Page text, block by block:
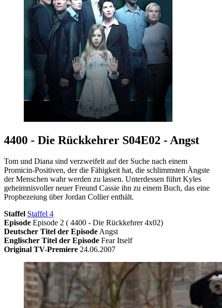
4400 - Die Rückkehrer S04E02 - Angst
Tom und Diana sind verzweifelt auf der Suche nach einem
Promicin-Positiven, der die Fähigkeit hat, die schlimmsten Ängste
der Menschen wahr werden zu lassen. Unterdessen führt Kyles
geheimnisvoller neuer Freund Cassie ihn zu einem Buch, das eine
Prophezeiung über Jordan Collier enthält.
Staffel Staffel 4
Episode Episode 2 ( 4400 - Die Rückkehrer 4x02)
Deutscher Titel der Episode Angst
Englischer Titel der Episode Fear Itself
Original TV-Premiere 24.06.2007